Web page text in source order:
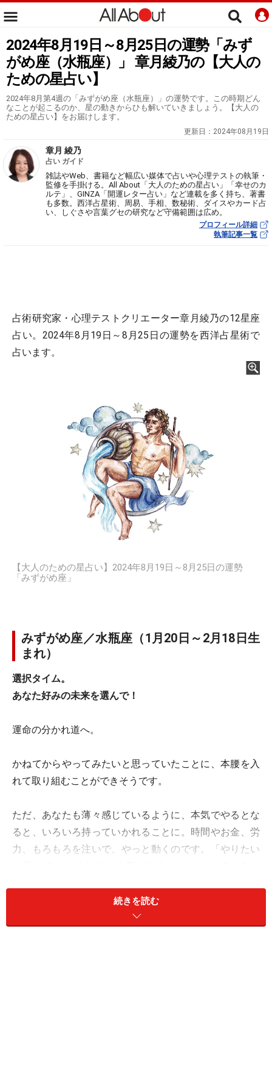
2024年8月19日～8月25日の運勢「みず
がめ座（水瓶座）」 章月綾乃の【大人の
ための星占い】
2024年8月第4週の「みずがめ座（水瓶座）」の運勢です。この時期どん
なことが起こるのか、星の動きからひも解いていきましょう。【大人の
ための星占い】をお届けします。
更新日： 2024年08月19日
章月 綾乃
占い ガイド
雑誌やWeb、書籍など幅広い媒体で占いや心理テストの執筆・
監修を手掛ける。All About「大人のための星占い」「幸せのカ
ルテ」、GINZA「開運レター占い」など連載を多く持ち、著書
も多数。西洋占星術、周易、手相、数秘術、ダイスやカード占
い、しぐさや言葉グセの研究など守備範囲は広め。
プロフィール詳細
執筆記事一覧
占術研究家・心理テストクリエーター章月綾乃の12星座
占い。2024年8月19日～8月25日の運勢を西洋占星術で
占います。
【大人のための星占い】2024年8月19日～8月25日の運勢
「みずがめ座」
みずがめ座／水瓶座（1月20日～2月18日生
まれ）
選択タイム。
あなた好みの未来を選んで！
運命の分かれ道へ。
かねてからやってみたいと思っていたことに、本腰を入
れて取り組むことができそうです。
ただ、あなたも薄々感じているように、本気でやるとな
ると、いろいろ持っていかれることに。時間やお金、労
力、もろもろを注いで、やっと動くのです。「やりたい
でも、やってみる価値はありそうです。第2の人生が楽
続きを読む